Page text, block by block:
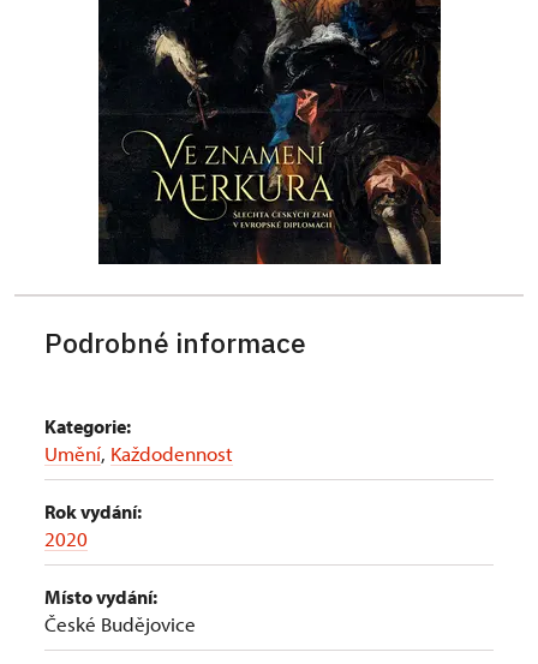
Podrobné informace
Kategorie:
Umění, Každodennost
Rok vydání:
2020
Místo vydání:
České Budějovice